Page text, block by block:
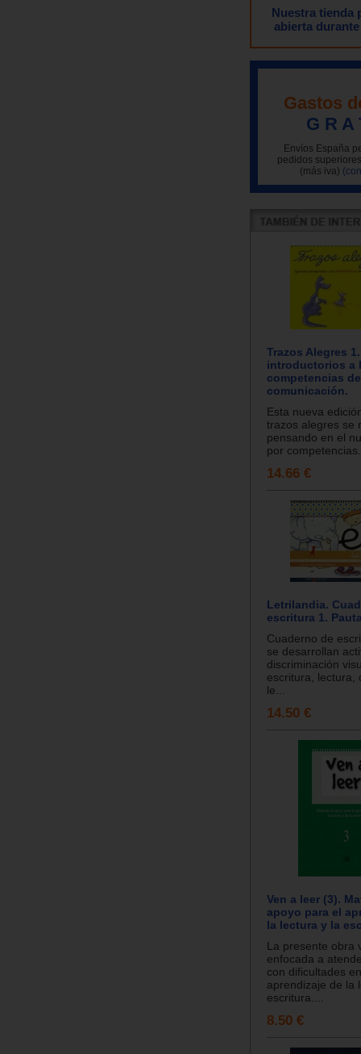
Nuestra tienda
abierta
Gastos
G R A
Envíos España
pedidos
(más iva)
Trazos Alegres
introductorios a
competencias
comunicación.
Esta nueva
trazos alegres se
pensando en el
por
14.66 €
Letrilandia.
escritura 1.
Cuaderno de
se desarrollan
discriminación
escritura, lectura,
le...
14.50 €
Ven a leer (3).
apoyo para el
la lectura y la
La presente obra
enfocada a
con dificultades
aprendizaje de la
escritura....
8.50 €